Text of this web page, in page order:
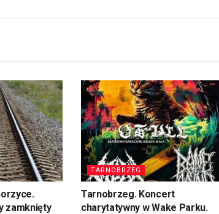
zamknięty
TARNOBRZEG
Tarnobrzeg. Koncert
charytatywny w Wake Parku.